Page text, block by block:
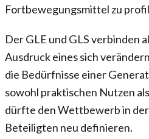
Fortbewegungsmittel zu
Der GLE und GLS verbinden
Ausdruck eines sich
die Bedürfnisse einer
sowohl praktischen Nutzen
dürfte den Wettbewerb in der
Beteiligten neu definieren.